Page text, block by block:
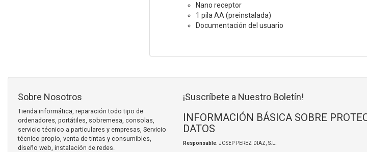
Nano receptor
1 pila AA (preinstalada)
Documentación del usuario
Sobre Nosotros
Tienda informática, reparación todo tipo de
ordenadores, portátiles, sobremesa, consolas,
servicio técnico a particulares y empresas, Servicio
técnico propio, venta de tintas y consumibles,
diseño web, instalación de redes.
¡Suscríbete a Nuestro Boletín!
INFORMACIÓN BÁSICA SOBRE
DATOS
Responsable: JOSEP PEREZ DIAZ, S.L.